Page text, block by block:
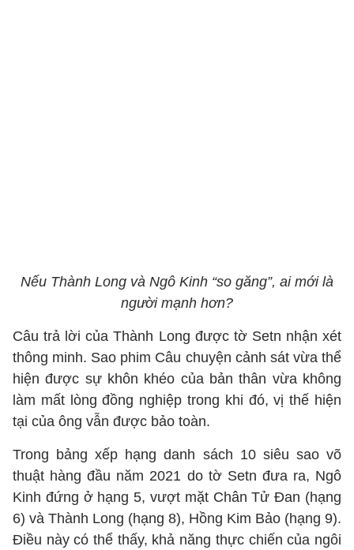
Nếu Thành Long và Ngô Kinh “so găng”, ai mới là
người mạnh hơn?
Câu trả lời của Thành Long được tờ Setn nhận xét
thông minh. Sao phim Câu chuyện cảnh sát vừa thể
hiện được sự khôn khéo của bản thân vừa không
làm mất lòng đồng nghiệp trong khi đó, vị thế hiện
tại của ông vẫn được bảo toàn.
Trong bảng xếp hạng danh sách 10 siêu sao võ
thuật hàng đầu năm 2021 do tờ Setn đưa ra, Ngô
Kinh đứng ở hạng 5, vượt mặt Chân Tử Đan (hạng
6) và Thành Long (hạng 8), Hồng Kim Bảo (hạng 9).
Điều này có thể thấy, khả năng thực chiến của ngôi